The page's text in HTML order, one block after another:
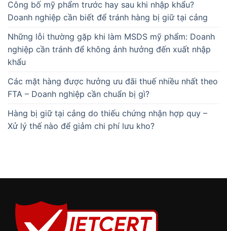
Công bố mỹ phẩm trước hay sau khi nhập khẩu?
Doanh nghiệp cần biết để tránh hàng bị giữ tại cảng
Những lỗi thường gặp khi làm MSDS mỹ phẩm: Doanh
nghiệp cần tránh để không ảnh hưởng đến xuất nhập
khẩu
Các mặt hàng được hưởng ưu đãi thuế nhiều nhất theo
FTA – Doanh nghiệp cần chuẩn bị gì?
Hàng bị giữ tại cảng do thiếu chứng nhận hợp quy –
Xử lý thế nào để giảm chi phí lưu kho?